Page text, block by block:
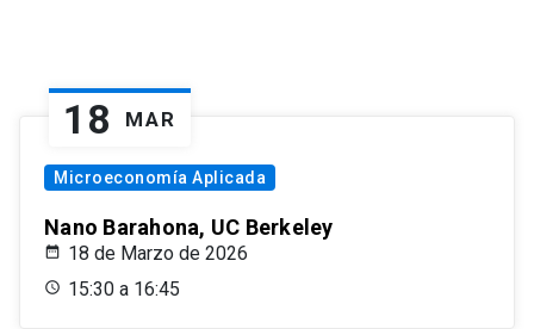
18 MAR
Microeconomía Aplicada
Nano Barahona, UC Berkeley
18 de Marzo de 2026
15:30 a 16:45